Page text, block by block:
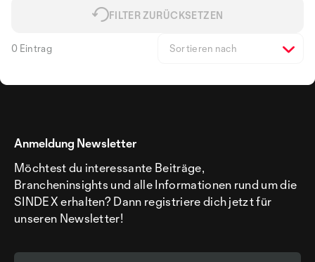
FILTER ZURÜCKSETZEN
0 Eintrag Sortieren nach
Anmeldung Newsletter
Möchtest du interessante Beiträge,
Brancheninsights und alle Informationen rund um die
SINDEX erhalten? Dann registriere dich jetzt für
unseren Newsletter!